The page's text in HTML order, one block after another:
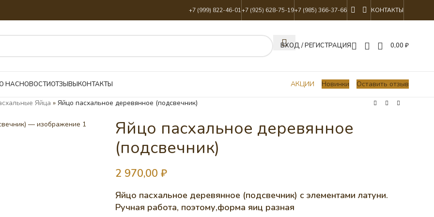
+7 (999) 822-46-01+7 (925) 628-75-19+7 (985) 366-37-66 КОНТАКТЫ
ВХОД / РЕГИСТРАЦИЯ 0,00 ₽
НАСНОВОСТИОТЗЫВЫКОНТАКТЫ АКЦИИ Новинки Оставить отзыв
Яйца » Яйцо пасхальное деревянное (подсвечник)
Яйцо пасхальное деревянное
(подсвечник)
2 970,00 ₽
Яйцо пасхальное деревянное (подсвечник) с элементами латуни.
Ручная работа, поэтому,форма яиц разная